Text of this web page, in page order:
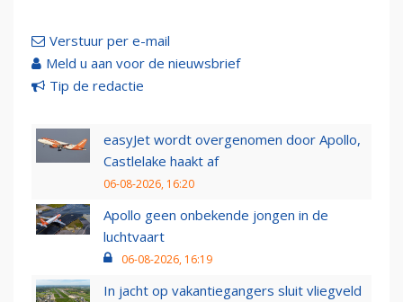
Verstuur per e-mail
Meld u aan voor de nieuwsbrief
Tip de redactie
easyJet wordt overgenomen door Apollo,
Castlelake haakt af
06-08-2026, 16:20
Apollo geen onbekende jongen in de
luchtvaart
06-08-2026, 16:19
In jacht op vakantiegangers sluit vliegveld